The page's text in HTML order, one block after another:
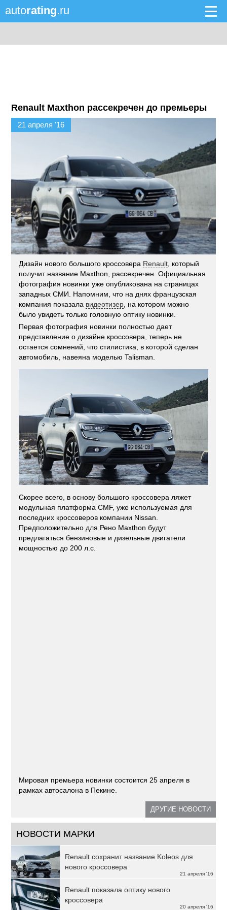
autorating.ru
Renault Maxthon рассекречен до премьеры
21 апреля '16
Дизайн нового большого кроссовера Renault , который
получит название Maxthon, рассекречен. Официальная
фотография новинки уже опубликована на страницах
западных СМИ. Напомним, что на днях французская
компания показала видеотизер , на котором можно
было увидеть только головную оптику новинки.
Первая фотография новинки полностью дает
представление о дизайне кроссовера, теперь не
остается сомнений, что стилистика, в которой сделан
автомобиль, навеяна моделью Talisman.
Скорее всего, в основу большого кроссовера ляжет
модульная платформа CMF, уже используемая для
последних кроссоверов компании Nissan.
Предположительно для Рено Maxthon будут
предлагаться бензиновые и дизельные двигатели
мощностью до 200 л.с.
Мировая премьера новинки состоится 25 апреля в
рамках автосалона в Пекине.
ДРУГИЕ НОВОСТИ
НОВОСТИ МАРКИ
21 апреля '16
Renault сохранит название Koleos для
нового кроссовера
20 апреля '16
Renault показала оптику нового
кроссовера